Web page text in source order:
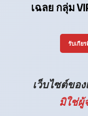
เฉลย กลุ่ม
รับเกีย
เว็บไซต์ขอ
มิใช่ผู้